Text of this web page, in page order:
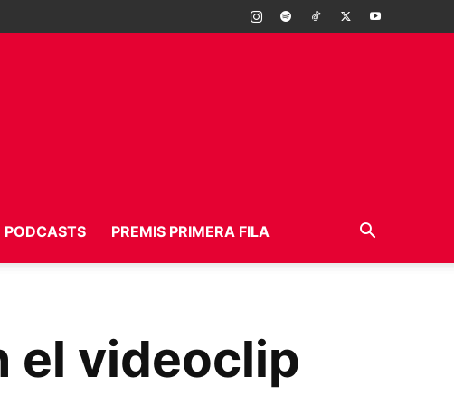
PODCASTS PREMIS PRIMERA FILA
el videoclip